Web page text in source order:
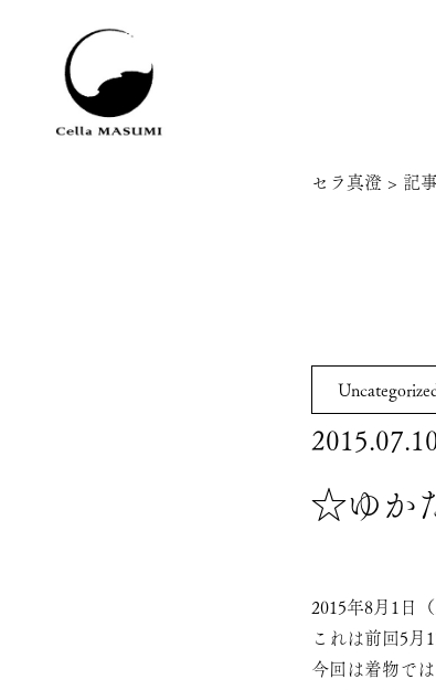
セラ真澄 > 記
☆ゆか
2015年8月1日
これは前回5月
今回は着物で